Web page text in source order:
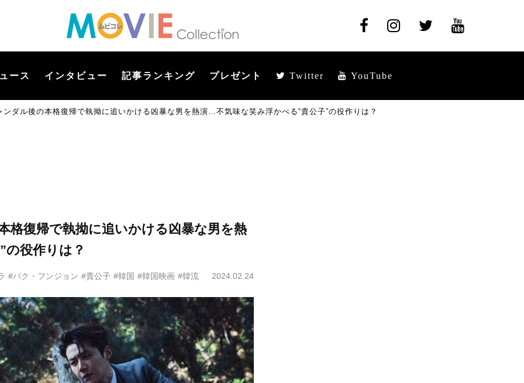
ース インタビュー 記事ランキング プレゼント Twitter YouTube
ダル後の本格復帰で執拗に追いかける凶暴な男を熱演…不気味な笑み浮かべる“貴公子”の役作りは？
格復帰で執拗に追いかける凶暴な男を熱
役作りは？
#パク・フンジョン #貴公子 #韓国 #韓国映画 #韓流 2024.02.24